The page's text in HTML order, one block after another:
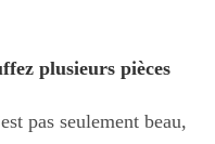
plusieurs pièces
pas seulement beau,